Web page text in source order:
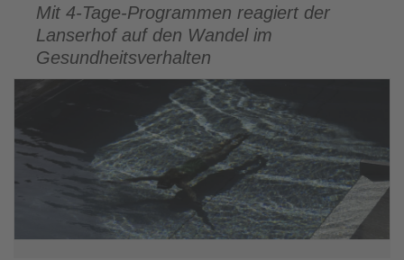
Mit 4-Tage-Programmen reagiert der
Lanserhof auf den Wandel im
Gesundheitsverhalten